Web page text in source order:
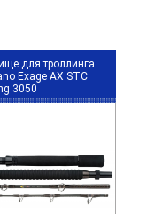
для троллинга
Exage AX STC
3050